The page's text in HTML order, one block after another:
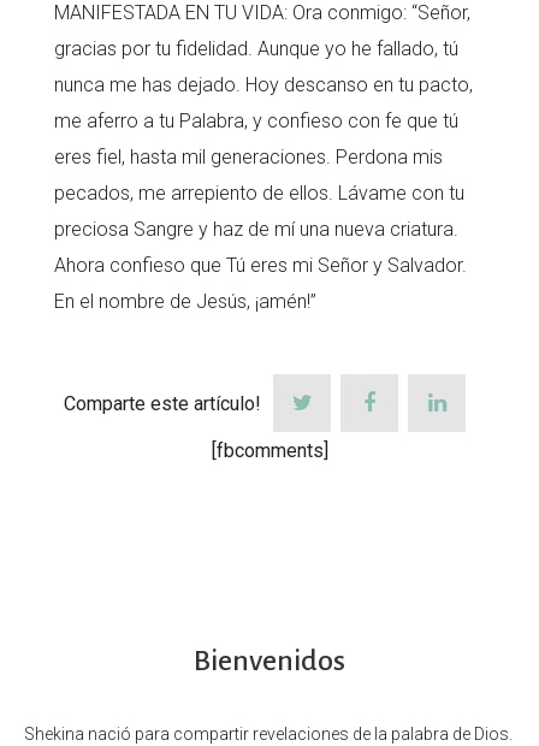
MANIFESTADA EN TU VIDA: Ora conmigo: “Señor,
gracias por tu fidelidad. Aunque yo he fallado, tú
nunca me has dejado. Hoy descanso en tu pacto,
me aferro a tu Palabra, y confieso con fe que tú
eres fiel, hasta mil generaciones. Perdona mis
pecados, me arrepiento de ellos. Lávame con tu
preciosa Sangre y haz de mí una nueva criatura.
Ahora confieso que Tú eres mi Señor y Salvador.
En el nombre de Jesús, ¡amén!”
Comparte este artículo!
[fbcomments]
Bienvenidos
Shekina nació para compartir revelaciones de la palabra de Dios.